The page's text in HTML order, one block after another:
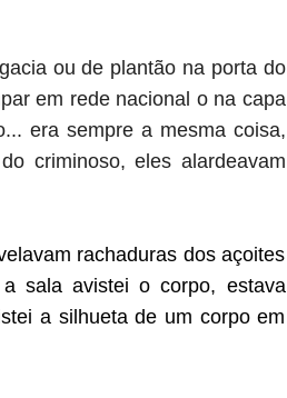
ou de plantão na porta do
em rede nacional o na capa
era sempre a mesma coisa,
criminoso, eles alardeavam
rachaduras dos açoites
sala avistei o corpo, estava
a silhueta de um corpo em